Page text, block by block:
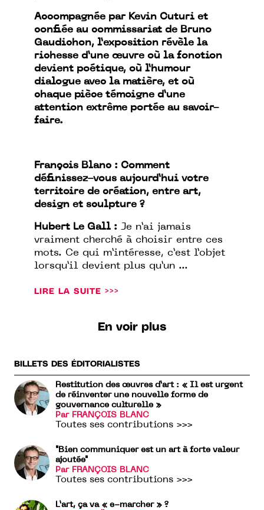
Accompagnée par Kevin Cuturi et
confiée au commissariat de Bruno
Gaudichon, l’exposition révèle la
richesse d’une œuvre où la fonction
devient poétique, où l’humour
dialogue avec la matière, et où
chaque pièce témoigne d’une
attention extrême portée au savoir-
faire.
François Blanc : Comment
définissez-vous aujourd’hui votre
territoire de création, entre art,
design et sculpture ?
Hubert Le Gall : Je n’ai jamais
vraiment cherché à choisir entre ces
mots. Ce qui m’intéresse, c’est l’objet
lorsqu’il devient plus qu’un ...
LIRE LA SUITE >>>
En voir plus
BILLETS DES ÉDITORIALISTES
Restitution des œuvres d’art : « Il est urgent
de réinventer une nouvelle forme de
gouvernance culturelle »
Par FRANÇOIS BLANC
Toutes ses contributions >>>
"Bien communiquer est un art à forte valeur
ajoutée"
Par FRANÇOIS BLANC
Toutes ses contributions >>>
L’art, ça va « e-marcher » ?